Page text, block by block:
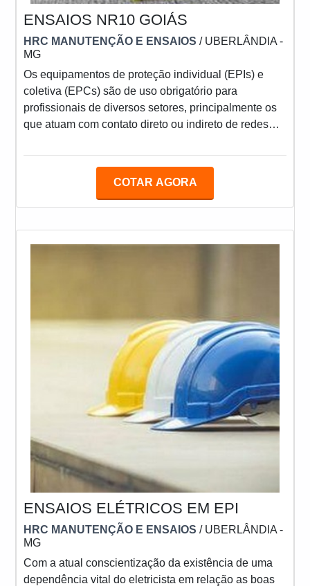
ENSAIOS NR10 GOIÁS
HRC MANUTENÇÃO E ENSAIOS / UBERLÂNDIA -
MG
Os equipamentos de proteção individual (EPIs) e
coletiva (EPCs) são de uso obrigatório para
profissionais de diversos setores, principalmente os
que atuam com contato direto ou indireto de redes
como uma opção vantajosa, pois garante que os
comum que os acessórios destinados para
COTAR AGORA
ENSAIOS ELÉTRICOS EM EPI
HRC MANUTENÇÃO E ENSAIOS / UBERLÂNDIA -
MG
Com a atual conscientização da existência de uma
dependência vital do eletricista em relação as boas